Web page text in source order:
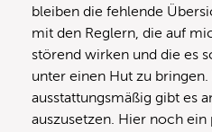
bleiben die fehlende
mit den Reglern, die auf
störend wirken und die es
unter einen Hut zu
ausstattungsmäßig gibt es
auszusetzen. Hier noch ein